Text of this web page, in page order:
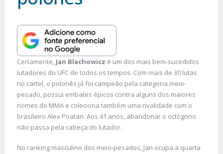
Certamente, Jan Blachowicz é um dos mais bem-sucedidos
lutadores do UFC de todos os tempos. Com mais de 30 lutas
no cartel, o polonês já foi campeão pela categoria meio-
pesado, possui embates épicos contra alguns dos maiores
nomes do MMA e coleciona também uma rivalidade com o
brasileiro Alex Poatan. Aos 41 anos, abandonar o octógono
não passa pela cabeça do lutador.
No ranking masculino dos meio-pesados, Jan ocupa a quarta